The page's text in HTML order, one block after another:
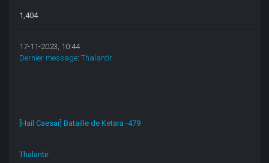
1,404
17-11-2023, 10:44
Dernier message:Thalantir
[Hail Caesar] Bataille de Ketara -479
Thalantir